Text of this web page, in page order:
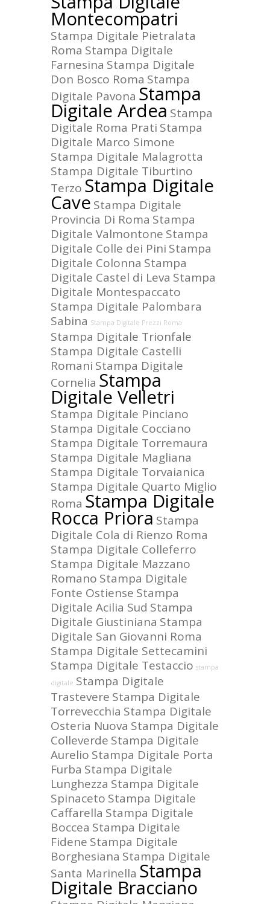
Montecompatri
Stampa Digitale Pietralata
Roma Stampa Digitale
Farnesina Stampa Digitale
Don Bosco Roma Stampa
Digitale Pavona Stampa
Digitale Ardea Stampa
Digitale Roma Prati Stampa
Digitale Marco Simone
Stampa Digitale Malagrotta
Stampa Digitale Tiburtino
Terzo Stampa Digitale
Cave Stampa Digitale
Provincia Di Roma Stampa
Digitale Valmontone Stampa
Digitale Colle dei Pini Stampa
Digitale Colonna Stampa
Digitale Castel di Leva Stampa
Digitale Montespaccato
Stampa Digitale Palombara
Sabina Stampa Digitale Prezzi Roma
Stampa Digitale Trionfale
Stampa Digitale Castelli
Romani Stampa Digitale
Cornelia Stampa
Digitale Velletri
Stampa Digitale Pinciano
Stampa Digitale Cocciano
Stampa Digitale Torremaura
Stampa Digitale Magliana
Stampa Digitale Torvaianica
Stampa Digitale Quarto Miglio
Roma Stampa Digitale
Rocca Priora Stampa
Digitale Cola di Rienzo Roma
Stampa Digitale Colleferro
Stampa Digitale Mazzano
Romano Stampa Digitale
Fonte Ostiense Stampa
Digitale Acilia Sud Stampa
Digitale Giustiniana Stampa
Digitale San Giovanni Roma
Stampa Digitale Settecamini
Stampa Digitale Testaccio stampa
digitale Stampa Digitale
Trastevere Stampa Digitale
Torrevecchia Stampa Digitale
Osteria Nuova Stampa Digitale
Colleverde Stampa Digitale
Aurelio Stampa Digitale Porta
Furba Stampa Digitale
Lunghezza Stampa Digitale
Spinaceto Stampa Digitale
Caffarella Stampa Digitale
Boccea Stampa Digitale
Fidene Stampa Digitale
Borghesiana Stampa Digitale
Santa Marinella Stampa
Digitale Bracciano